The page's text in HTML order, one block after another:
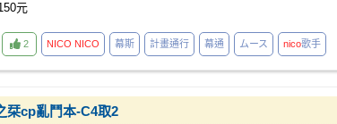
元
2 NICO NICO 幕斯 計畫通行 幕通 ムース nico歌手
栞cp亂鬥本-C4取2